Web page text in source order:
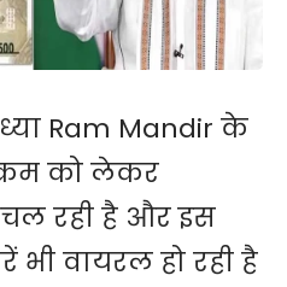
Ram Mandir के
को लेकर
रही है और इस
भी वायरल हो रही है